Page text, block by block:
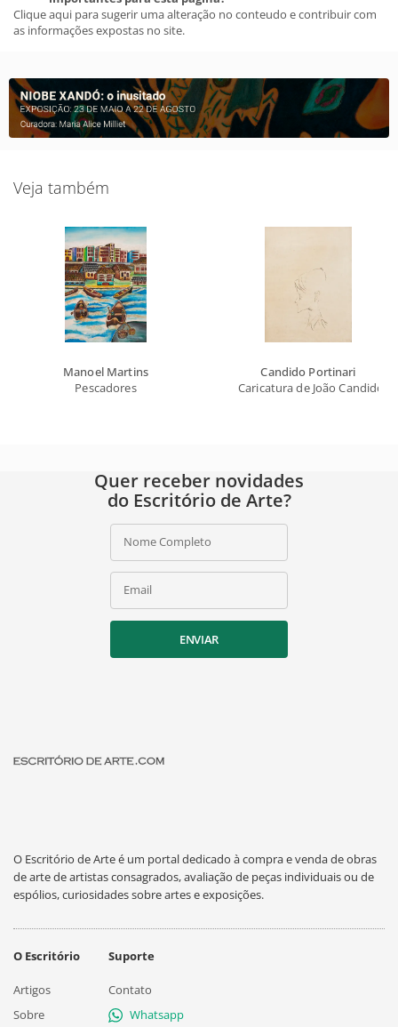
Clique aqui para sugerir uma alteração no conteudo e contribuir com
as informações expostas no site.
Veja também
Manoel Martins
Pescadores
Candido Portinari
Caricatura de João Candido
Quer receber novidades
do Escritório de Arte?
Nome Completo
Email
ENVIAR
O Escritório de Arte é um portal dedicado à compra e venda de obras
de arte de artistas consagrados, avaliação de peças individuais ou de
espólios, curiosidades sobre artes e exposições.
O Escritório
Artigos
Sobre
Suporte
Contato
Whatsapp